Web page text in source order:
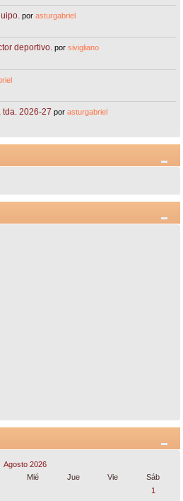
porasturgabriel
deportivo. porsivigliano
tda. 2026-27 porasturgabriel
Agosto 2026
Mié Jue Vie
Sáb
1